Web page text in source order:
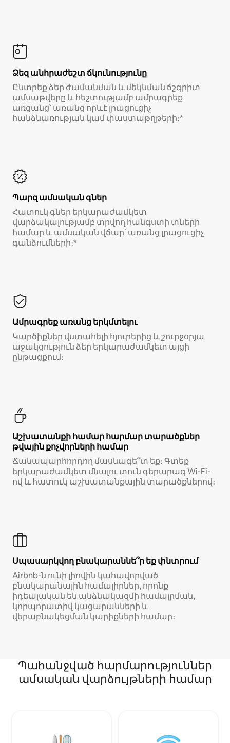
Ձեզ անհրաժեշտ ճկունությունը
Ընտրեք ձեր ժամանման և մեկնման ճշգրիտ
ամսաթվերը և հեշտությամբ ամրագրեք
առցանց՝ առանց որևէ լրացուցիչ
հանձնառության կամ փաստաթղթերի։*
Պարզ ամսական գներ
Հատուկ գներ երկարաժամկետ
վարձակալությամբ տրվող հանգստի տների
համար և ամսական վճար՝ առանց լրացուցիչ
գանձումների։*
Ամրագրեք առանց երկմտելու
Կարծիքներ վստահելի հյուրերից և շուրջօրյա
աջակցություն ձեր երկարաժամկետ այցի
ընթացքում։
Աշխատանքի համար հարմար տարածքներ
թվային քոչվորների համար
Ճանապարհորդող մասնագե՞տ եք։ Գտեք
երկարաժամկետ մնալու տուն գերարագ Wi-Fi-
ով և հատուկ աշխատանքային տարածքներով։
Սպասարկվող բնակարաննե՞ր եք փնտրում
Airbnb-ն ունի լիովին կահավորված
բնակարանային համալիրներ, որոնք
իդեալական են անձնակազմի համալրման,
կորպորատիվ կացարանների և
վերաբնակեցման կարիքների համար։
Պահանջված հարմարություններ
ամսական վարձույթների համար